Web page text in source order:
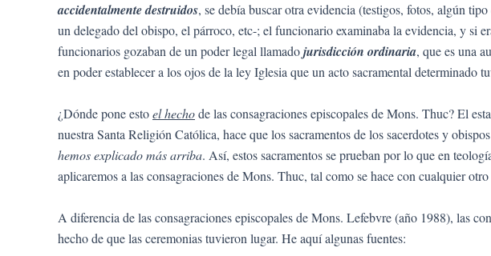
accidentalmente destruidos, se debía buscar otra evidencia (testigos, fotos, algún
un delegado del obispo, el párroco, etc-; el funcionario examinaba la evidencia, y
funcionarios gozaban de un poder legal llamadojurisdicción ordinaria, que es una
en poder establecer a los ojos de la ley Iglesia que un acto sacramental determinado
¿Dónde pone estoel hechode las consagraciones episcopales de Mons. Thuc? El
nuestra Santa Religión Católica, hace que los sacramentos de los sacerdotes y
hemos explicado más arriba. Así, estos sacramentos se prueban por lo que en
aplicaremos a las consagraciones de Mons. Thuc, tal como se hace con cualquier otro
A diferencia de las consagraciones episcopales de Mons. Lefebvre (año 1988), las
hecho de que las ceremonias tuvieron lugar. He aquí algunas fuentes: